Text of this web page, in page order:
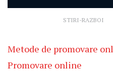
STIRI-RAZBOI
Metode de promovare
Promovare online